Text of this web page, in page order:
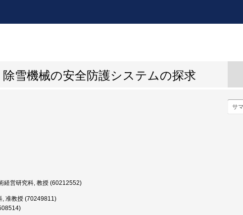
雪機械の安全防護システムの探求
経営研究科, 教授 (60212552)
, 准教授 (70249811)